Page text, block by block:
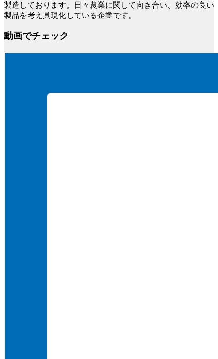
製造しております。日々農業に関して向き合い、効率の良い
製品を考え具現化している企業です。
動画でチェック